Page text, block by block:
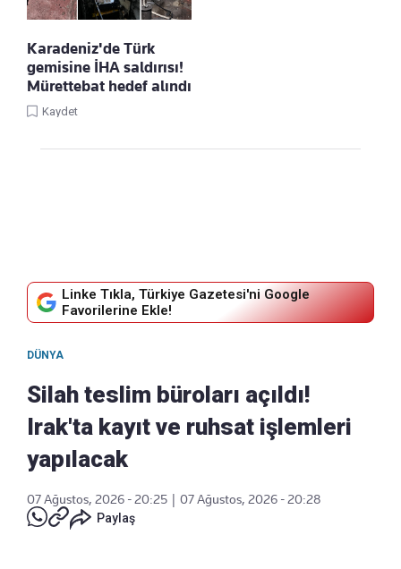
Karadeniz'de Türk
gemisine İHA saldırısı!
Mürettebat hedef alındı
Kaydet
Linke Tıkla, Türkiye Gazetesi'ni Google
Favorilerine Ekle!
DÜNYA
Silah teslim büroları açıldı!
Irak'ta kayıt ve ruhsat işlemleri
yapılacak
07 Ağustos, 2026 - 20:25
07 Ağustos, 2026 - 20:28
Paylaş